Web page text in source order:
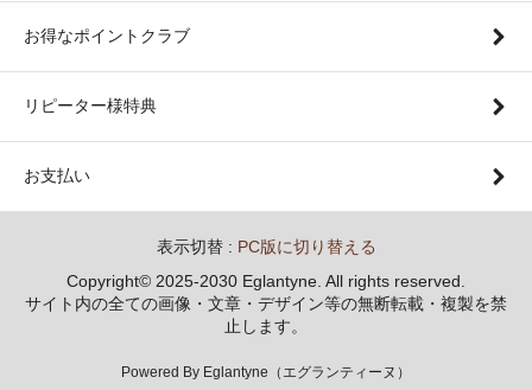
お得なポイントクラブ
リピーター様特典
お支払い
表示切替 : PC版に切り替える
Copyright© 2025-2030 Eglantyne. All rights reserved.
サイト内の全ての画像・文章・デザイン等の無断転載・複製を禁
止します。
Powered By Eglantyne（エグランティーヌ）